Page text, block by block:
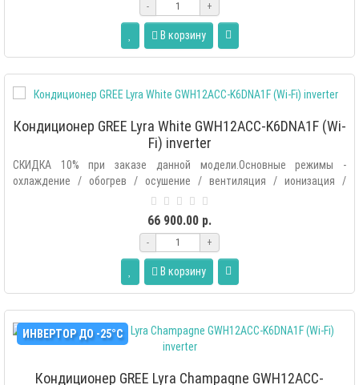
- +
В корзину
Кондиционер GREE Lyra White GWH12ACC-K6DNA1F (Wi-
Fi) inverter
СКИДКА 10% при заказе данной модели.Основные режимы -
охлаждение / обогрев / осушение / вентиляция / ионизация /
66 900.00 р.
- +
В корзину
ИНВЕРТОР ДО -25°С
Кондиционер GREE Lyra Champagne GWH12ACC-